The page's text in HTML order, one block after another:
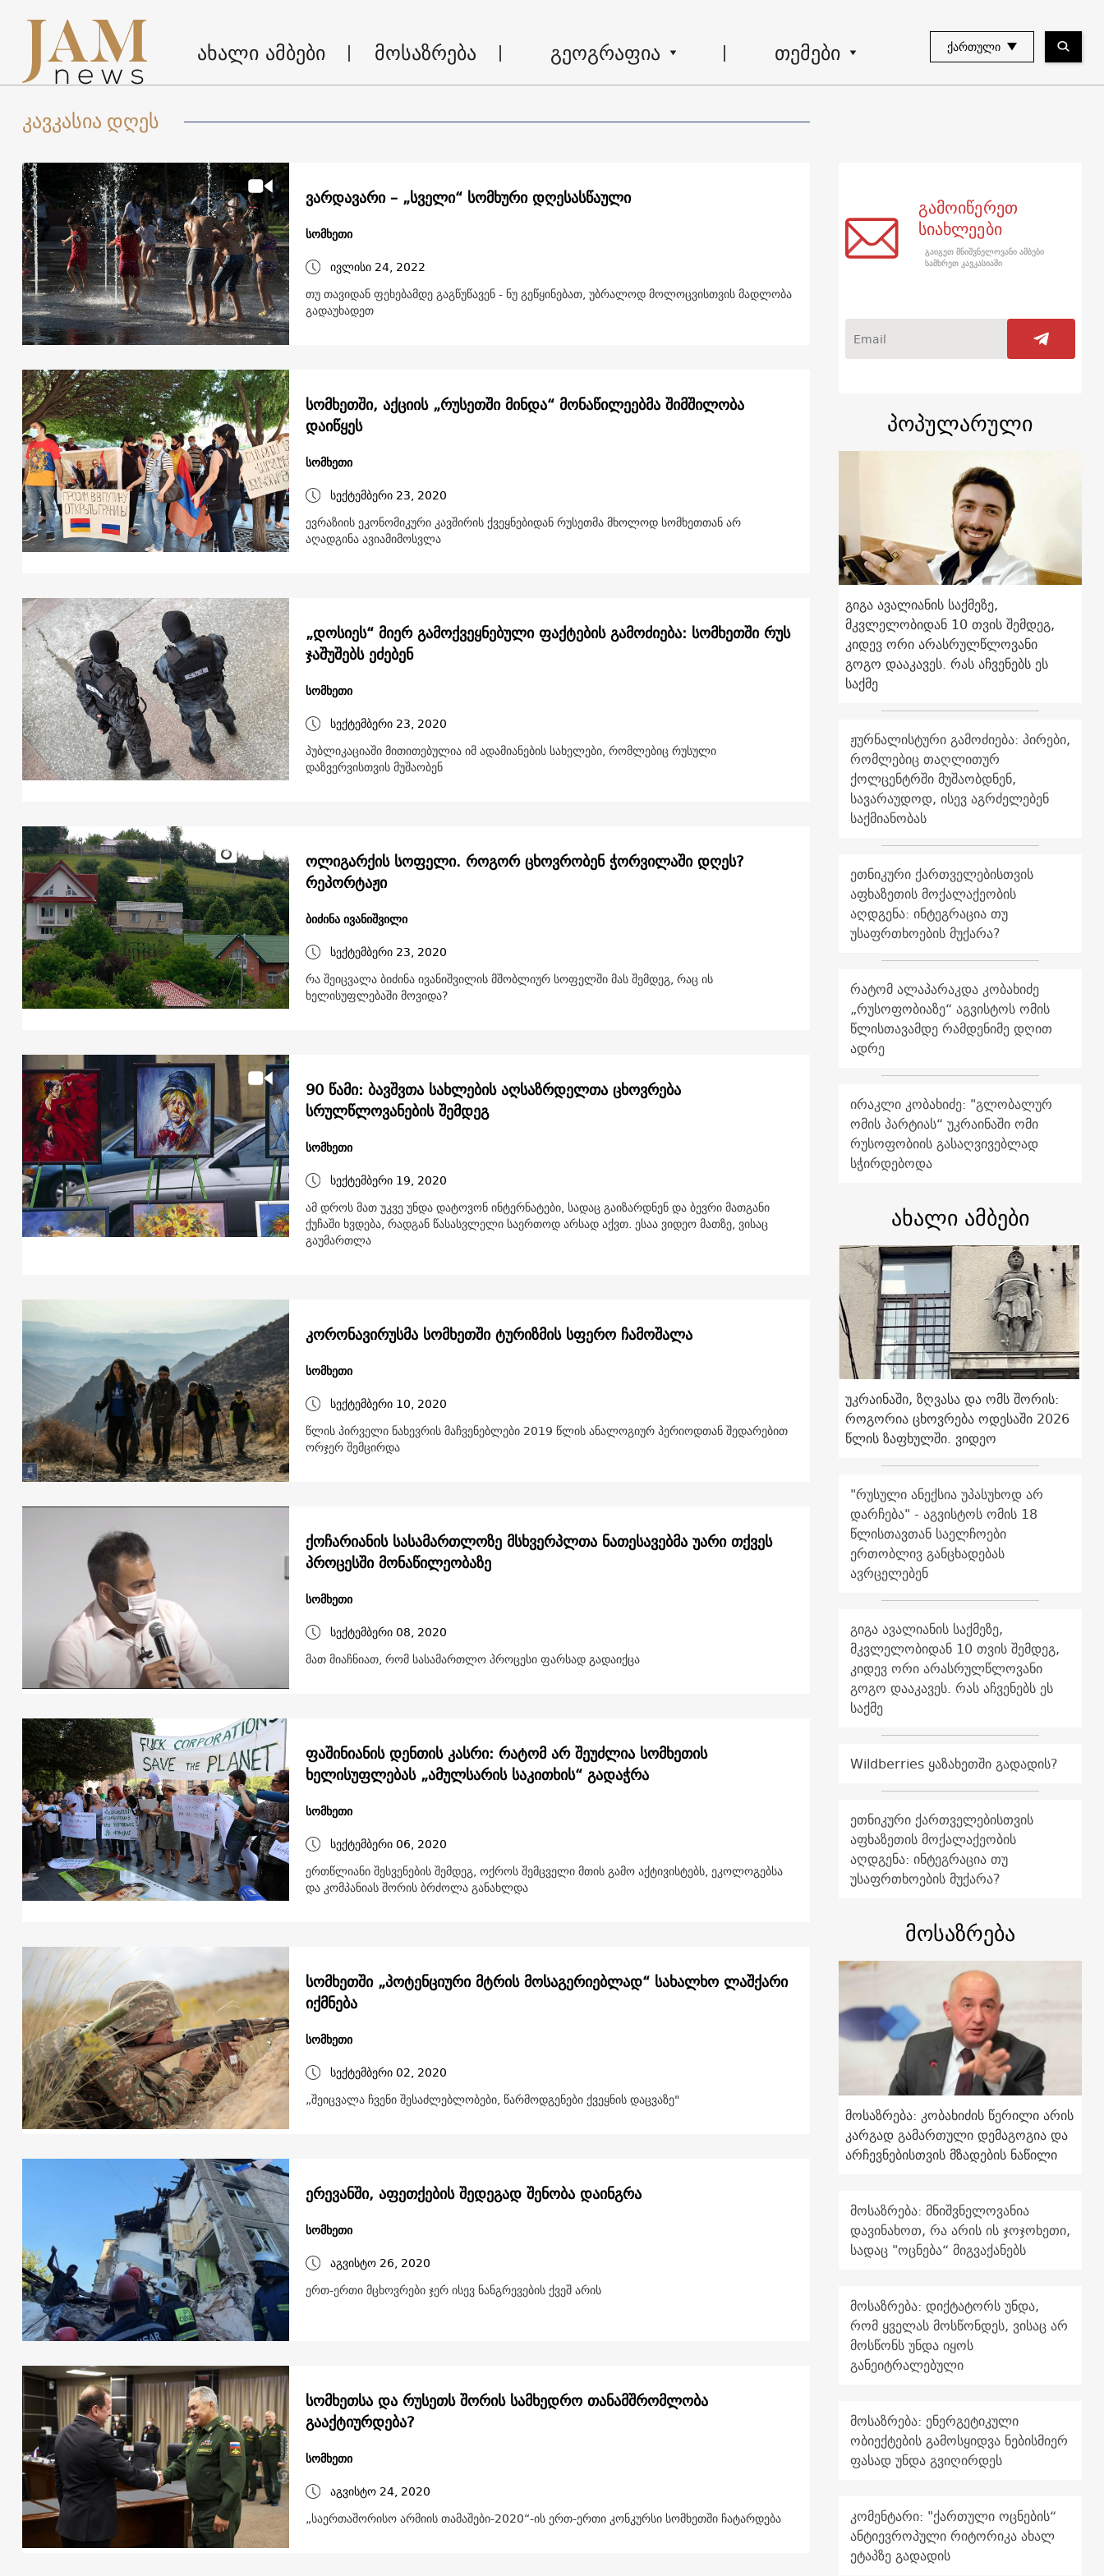
ახალი ამბები მოსაზრება გეოგრაფია თემები ᲥᲐᲠᲗᲣᲚᲘ
კავკასია დღეს
ვარდავარი – „სველი“ სომხური დღესასწაული
სომხეთი
ივლისი 24, 2022
თუ თავიდან ფეხებამდე გაგწუწავენ - ნუ გეწყინებათ, უბრალოდ მოლოცვისთვის მადლობა
გადაუხადეთ
სომხეთში, აქციის „რუსეთში მინდა“ მონაწილეებმა შიმშილობა
დაიწყეს
სომხეთი
სექტემბერი 23, 2020
ევრაზიის ეკონომიკური კავშირის ქვეყნებიდან რუსეთმა მხოლოდ სომხეთთან არ
აღადგინა ავიამიმოსვლა
„დოსიეს“ მიერ გამოქვეყნებული ფაქტების გამოძიება: სომხეთში რუს
ჯაშუშებს ეძებენ
სომხეთი
სექტემბერი 23, 2020
პუბლიკაციაში მითითებულია იმ ადამიანების სახელები, რომლებიც რუსული
დაზვერვისთვის მუშაობენ
ოლიგარქის სოფელი. როგორ ცხოვრობენ ჭორვილაში დღეს?
რეპორტაჟი
ბიძინა ივანიშვილი
სექტემბერი 23, 2020
რა შეიცვალა ბიძინა ივანიშვილის მშობლიურ სოფელში მას შემდეგ, რაც ის
ხელისუფლებაში მოვიდა?
90 წამი: ბავშვთა სახლების აღსაზრდელთა ცხოვრება
სრულწლოვანების შემდეგ
სომხეთი
სექტემბერი 19, 2020
ამ დროს მათ უკვე უნდა დატოვონ ინტერნატები, სადაც გაიზარდნენ და ბევრი მათგანი
ქუჩაში ხვდება, რადგან წასასვლელი საერთოდ არსად აქვთ. ესაა ვიდეო მათზე, ვისაც
გაუმართლა
კორონავირუსმა სომხეთში ტურიზმის სფერო ჩამოშალა
სომხეთი
სექტემბერი 10, 2020
წლის პირველი ნახევრის მაჩვენებლები 2019 წლის ანალოგიურ პერიოდთან შედარებით
ორჯერ შემცირდა
ქოჩარიანის სასამართლოზე მსხვერპლთა ნათესავებმა უარი თქვეს
პროცესში მონაწილეობაზე
სომხეთი
სექტემბერი 08, 2020
მათ მიაჩნიათ, რომ სასამართლო პროცესი ფარსად გადაიქცა
ფაშინიანის დენთის კასრი: რატომ არ შეუძლია სომხეთის
ხელისუფლებას „ამულსარის საკითხის“ გადაჭრა
სომხეთი
სექტემბერი 06, 2020
ერთწლიანი შესვენების შემდეგ, ოქროს შემცველი მთის გამო აქტივისტებს, ეკოლოგებსა
და კომპანიას შორის ბრძოლა განახლდა
სომხეთში „პოტენციური მტრის მოსაგერიებლად“ სახალხო ლაშქარი
იქმნება
სომხეთი
სექტემბერი 02, 2020
„შეიცვალა ჩვენი შესაძლებლობები, წარმოდგენები ქვეყნის დაცვაზე"
ერევანში, აფეთქების შედეგად შენობა დაინგრა
სომხეთი
აგვისტო 26, 2020
ერთ-ერთი მცხოვრები ჯერ ისევ ნანგრევების ქვეშ არის
სომხეთსა და რუსეთს შორის სამხედრო თანამშრომლობა
გააქტიურდება?
სომხეთი
აგვისტო 24, 2020
„საერთაშორისო არმიის თამაშები-2020“-ის ერთ-ერთი კონკურსი სომხეთში ჩატარდება
გამოიწერეთ
სიახლეები
გაიგეთ მნიშვნელოვანი ამბები
სამხრეთ კავკასიაში
პოპულარული
გიგა ავალიანის საქმეზე,
მკვლელობიდან 10 თვის შემდეგ,
კიდევ ორი არასრულწლოვანი
გოგო დააკავეს. რას აჩვენებს ეს
საქმე
ჟურნალისტური გამოძიება: პირები,
რომლებიც თაღლითურ
ქოლცენტრში მუშაობდნენ,
სავარაუდოდ, ისევ აგრძელებენ
საქმიანობას
ეთნიკური ქართველებისთვის
აფხაზეთის მოქალაქეობის
აღდგენა: ინტეგრაცია თუ
უსაფრთხოების მუქარა?
რატომ ალაპარაკდა კობახიძე
„რუსოფობიაზე“ აგვისტოს ომის
წლისთავამდე რამდენიმე დღით
ადრე
ირაკლი კობახიძე: "გლობალურ
ომის პარტიას“ უკრაინაში ომი
რუსოფობიის გასაღვივებლად
სჭირდებოდა
ახალი ამბები
უკრაინაში, ზღვასა და ომს შორის:
როგორია ცხოვრება ოდესაში 2026
წლის ზაფხულში. ვიდეო
"რუსული ანექსია უპასუხოდ არ
დარჩება" - აგვისტოს ომის 18
წლისთავთან საელჩოები
ერთობლივ განცხადებას
ავრცელებენ
გიგა ავალიანის საქმეზე,
მკვლელობიდან 10 თვის შემდეგ,
კიდევ ორი არასრულწლოვანი
გოგო დააკავეს. რას აჩვენებს ეს
საქმე
Wildberries ყაზახეთში გადადის?
ეთნიკური ქართველებისთვის
აფხაზეთის მოქალაქეობის
აღდგენა: ინტეგრაცია თუ
უსაფრთხოების მუქარა?
მოსაზრება
მოსაზრება: კობახიძის წერილი არის
კარგად გამართული დემაგოგია და
არჩევნებისთვის მზადების ნაწილი
მოსაზრება: მნიშვნელოვანია
დავინახოთ, რა არის ის ჯოჯოხეთი,
სადაც "ოცნება“ მიგვაქანებს
მოსაზრება: დიქტატორს უნდა,
რომ ყველას მოსწონდეს, ვისაც არ
მოსწონს უნდა იყოს
განეიტრალებული
მოსაზრება: ენერგეტიკული
ობიექტების გამოსყიდვა ნებისმიერ
ფასად უნდა გვიღირდეს
კომენტარი: "ქართული ოცნების“
ანტიევროპული რიტორიკა ახალ
ეტაპზე გადადის